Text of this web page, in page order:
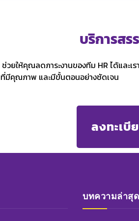
บริการสร
ยให้คุณลดภาระงานของทีม HR ได้และ
ที่มีคุณภาพ และมีขั้นตอนอย่างชัดเจน
ลงทะเบี
บทความล่าสุด